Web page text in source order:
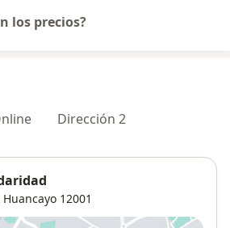
los precios?
Dirección 2
Huancayo 12001